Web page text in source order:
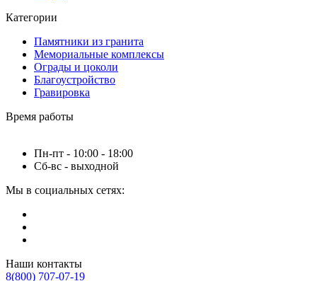
Категории
Памятники из гранита
Мемориальные комплексы
Ограды и цоколи
Благоустройство
Гравировка
Время работы
Пн-пт - 10:00 - 18:00
Сб-вс - выходной
Мы в социальных сетях:
Наши контакты
8(800) 707-07-19